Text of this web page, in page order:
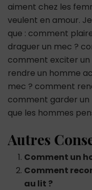
aiment chez les
veulent en amour.
que : comment
draguer un mec ?
comment exciter
rendre un homme
mec ? comment
comment garder un
que les hommes
Autres
Comment un
Comment
au lit ?